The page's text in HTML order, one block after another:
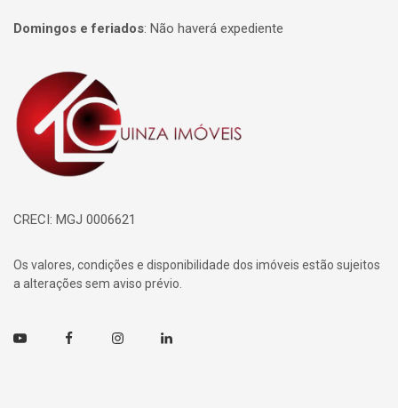
Domingos e feriados: Não haverá expediente
Página inicial
CRECI: MGJ 0006621
Os valores, condições e disponibilidade dos imóveis estão sujeitos
a alterações sem aviso prévio.
Youtube FacebookInstagramLinkedin